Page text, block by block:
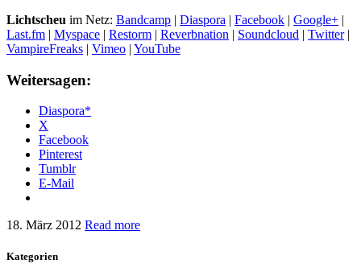
Lichtscheu im Netz: Bandcamp | Diaspora | Facebook | Google+ |
Last.fm | Myspace | Restorm | Reverbnation | Soundcloud | Twitter|
VampireFreaks | Vimeo | YouTube
Weitersagen:
Diaspora*
X
Facebook
Pinterest
Tumblr
E-Mail
18. März 2012 Read more
Kategorien